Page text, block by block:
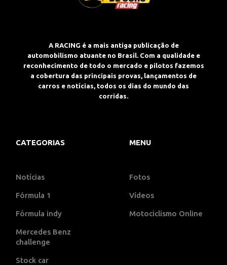
A RACING é a mais antiga publicação de
automobilismo atuante no Brasil. Com a qualidade e
reconhecimento de todo o mercado e pilotos fazemos
a cobertura das principais provas, lançamentos de
carros e notícias, todos os dias do mundo das
corridas.
CATEGORIAS
Notícias
Fórmula 1
Fórmula indy
Mercedes Benz
challenge
Stock car
MENU
Fotos
Vídeos
Motociclismo Online